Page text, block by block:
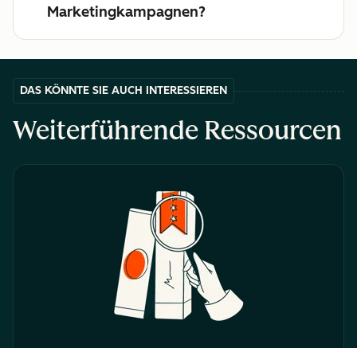
Marketingkampagnen?
DAS KÖNNTE SIE AUCH INTERESSIEREN
Weiterführende Ressourcen